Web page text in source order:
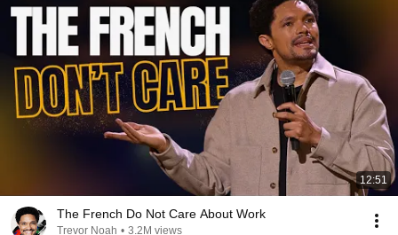
12:51
The French Do Not Care About Work
Trevor Noah • 3.2M views